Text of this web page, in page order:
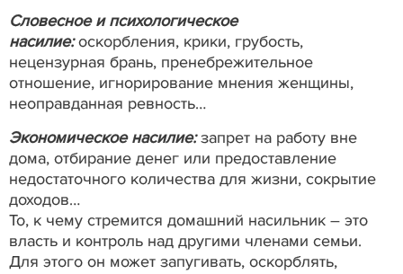
Словесное и психологическое
насилие:оскорбления, крики, грубость,
нецензурная брань, пренебрежительное
отношение, игнорирование мнения женщины,
неоправданная ревность…
Экономическое насилие:запрет на работу вне
дома, отбирание денег или предоставление
недостаточного количества для жизни, сокрытие
доходов…
То, к чему стремится домашний насильник – это
власть и контроль над другими членами семьи.
Для этого он может запугивать, оскорблять,